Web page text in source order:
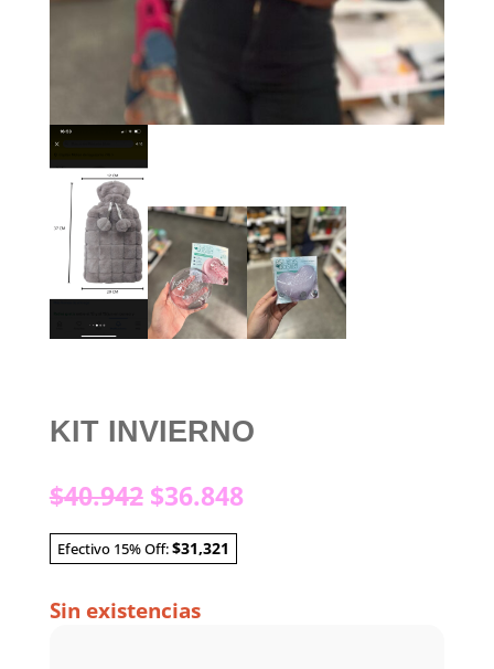
KIT INVIERNO
$40.942 El
precio
original
era:
$36.848El
Efectivo 15% Off:$31,321
Sin existencias